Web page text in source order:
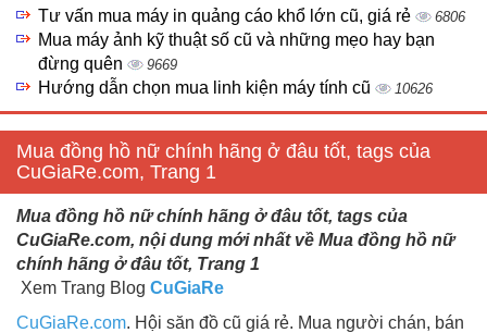
Tư vấn mua máy in quảng cáo khổ lớn cũ, giá rẻ 6806
Mua máy ảnh kỹ thuật số cũ và những mẹo hay bạn
đừng quên
9669
Hướng dẫn chọn mua linh kiện máy tính cũ 10626
Mua đồng hồ nữ chính hãng ở đâu tốt, tags của
CuGiaRe.com, Trang 1
Mua đồng hồ nữ chính hãng ở đâu tốt, tags của
CuGiaRe.com, nội dung mới nhất về Mua đồng hồ nữ
chính hãng ở đâu tốt, Trang 1
Xem Trang Blog CuGiaRe
CuGiaRe.com. Hội săn đồ cũ giá rẻ. Mua người chán, bán